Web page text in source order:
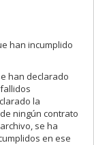
han incumplido
han declarado
la
ningún contrato
se ha
en ese